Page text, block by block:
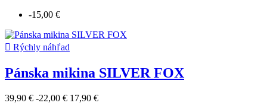
-15,00 €
 Rýchly náhľad
Pánska mikina SILVER FOX
39,90 € -22,00 € 17,90 €